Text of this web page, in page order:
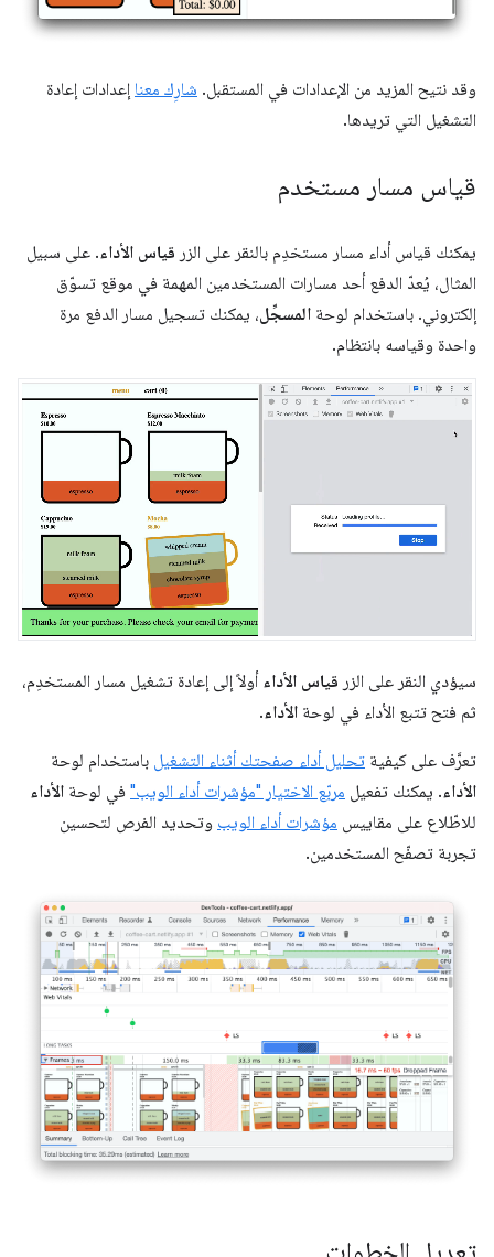
وقد نتيح المزيد من الإعدادات في المستقبل. شارِك معنا إعدادات إعادة
التشغيل التي تريدها.
قياس مسار مستخدم
يمكنك قياس أداء مسار مستخدِم بالنقر على الزر قياس الأداء. على سبيل
المثال، يُعدّ الدفع أحد مسارات المستخدمين المهمة في موقع تسوّق
إلكتروني. باستخدام لوحة المسجِّل، يمكنك تسجيل مسار الدفع مرة
واحدة وقياسه بانتظام.
سيؤدي النقر على الزر قياس الأداء أولاً إلى إعادة تشغيل مسار المستخدِم،
ثم فتح تتبع الأداء في لوحة الأداء.
تعرَّف على كيفية تحليل أداء صفحتك أثناء التشغيل باستخدام لوحة
الأداء. يمكنك تفعيل مربّع الاختيار "مؤشرات أداء الويب" في لوحة الأداء
للاطّلاع على مقاييس مؤشرات أداء الويب وتحديد الفرص لتحسين
تجربة تصفّح المستخدمين.